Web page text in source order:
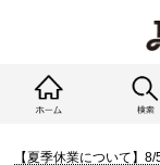
【夏季休業について】